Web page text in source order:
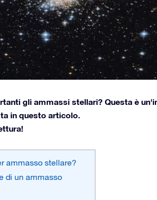
gli ammassi stellari? Questa è
in questo articolo.
ammasso stellare?
di un ammasso